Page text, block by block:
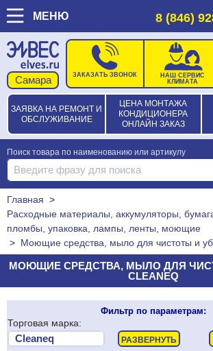
МЕНЮ 8 (846)
ЗАЯВКА НА РЕМОНТ И
ОБСЛУЖИВАНИЕ
ЦЕНА МОНТАЖА
КОНДИЦИОНЕРА
ОНЛАЙН ЗАКАЗ
ЗАКАЗАТЬ ЗВОНОК
НАШ СЕРВИС
КЛИМАТА
Поиск товара по наименованию или артикулу
Главная >
Расходные материалы, аккумуляторы,
пломбы, упаковка, лампы, ленты, моющие
> Моющие средства, мыло для чистоты и
МОЮЩИЕ СРЕДСТВА, МЫЛО ДЛЯ
CLEANEQ
Фильтр по параметрам:
Торговая марка: